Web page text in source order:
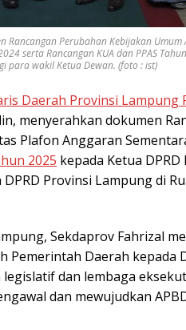
Perubahan Kebijakan Umum
serta Rancangan KUA dan PPAS
para wakil Ketua Dewan. (foto : ist)
Daerah Provinsi Lampung
menyerahkan dokumen
Plafon Anggaran
2025 kepada Ketua
Provinsi Lampung di
Sekdaprov Fahrizal
Pemerintah Daerah kepada
dan lembaga
dan mewujudkan